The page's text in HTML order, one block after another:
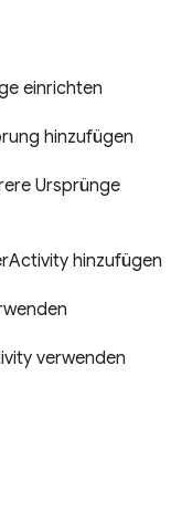
einrichten
hinzufügen
Ursprünge
hinzufügen
verwenden